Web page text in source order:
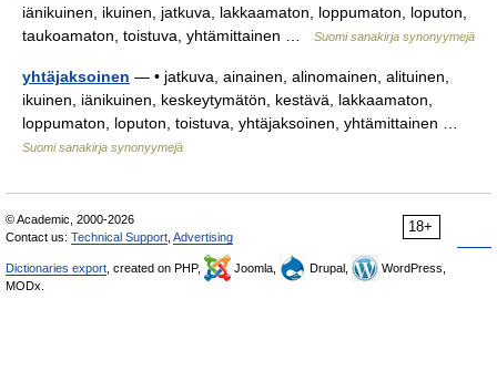
iänikuinen, ikuinen, jatkuva, lakkaamaton, loppumaton, loputon,
taukoamaton, toistuva, yhtämittainen …
Suomi sanakirja synonyymejä
yhtäjaksoinen — • jatkuva, ainainen, alinomainen, alituinen,
ikuinen, iänikuinen, keskeytymätön, kestävä, lakkaamaton,
loppumaton, loputon, toistuva, yhtäjaksoinen, yhtämittainen …
Suomi sanakirja synonyymejä
18+
© Academic, 2000-2026
Contact us: Technical Support Advertising
Dictionaries export , created on PHP, Joomla, Drupal,
WordPress,
MODx.